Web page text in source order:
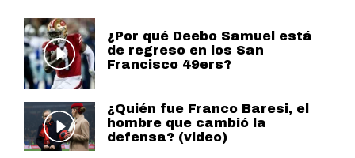
¿Por qué Deebo Samuel está
de regreso en los San
Francisco 49ers?
¿Quién fue Franco Baresi, el
hombre que cambió la
defensa? (video)